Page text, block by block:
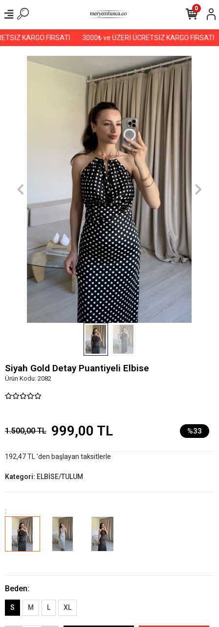
KARGO FIRSATI 3000₺ ve ÜZERİ ÜCRETSİZ KARGO FIRSATI
0
Siyah Gold Detay Puantiyeli Elbise
Ürün Kodu: 2082
1.500,00 TL 999,00 TL %33
192,47 TL 'den başlayan taksitlerle
Kategori: ELBİSE/TULUM
:
Beden:
S M L XL